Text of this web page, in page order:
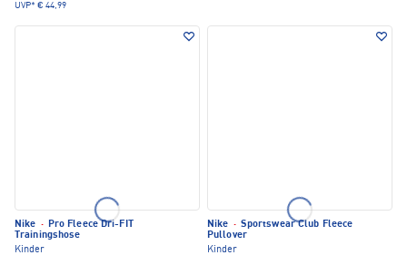
UVP* € 44,99
Nike · Pro Fleece Dri-FIT
Trainingshose
Kinder
Nike · Sportswear Club Fleece
Pullover
Kinder